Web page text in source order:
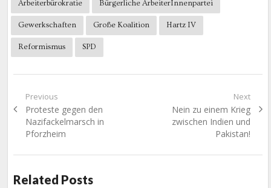
Arbeiterbürokratie Bürgerliche ArbeiterInnenpartei
Gewerkschaften Große Koalition Hartz IV
Reformismus SPD
Beitragsnavigation
Previous
Previous
post:
Proteste gegen den
Nazifackelmarsch in
Pforzheim
Next
Next
post:
Nein zu einem Krieg
zwischen Indien und
Pakistan!
Related Posts